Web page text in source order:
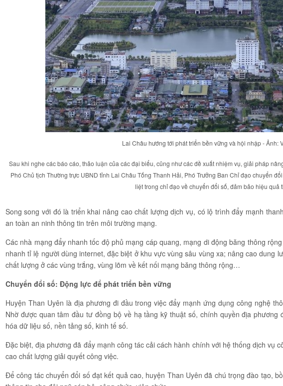
Lai Châu hướng tới phát triển bền vững và hội nhập - Ảnh:
Sau khi nghe các báo cáo, thảo luận của các đại biểu, cũng như các đề xuất nhiệm vụ, giải pháp
Phó Chủ tịch Thường trực UBND tỉnh Lai Châu Tống Thanh Hải, Phó Trưởng Ban Chỉ đạo chuyển
liệt trong chỉ đạo về chuyển đổi số, đảm bảo hiệu quả
Song song với đó là triển khai nâng cao chất lượng dịch vụ, có lộ trình đẩy mạnh
an toàn an ninh thông tin trên môi trường mạng.
Các nhà mạng đẩy nhanh tốc độ phủ mạng cáp quang, mạng di động băng thông
nhanh tỉ lệ người dùng internet, đặc biệt ở khu vực vùng sâu vùng xa; nâng cao dung
chất lượng ở các vùng trắng, vùng lõm về kết nối mạng băng thông rộng…
Chuyển đổi số: Động lực để phát triển bền vững
Huyện Than Uyên là địa phương đi đầu trong việc đẩy mạnh ứng dụng công nghệ
Nhờ được quan tâm đầu tư đồng bộ về hạ tầng kỹ thuật số, chính quyền địa
hóa dữ liệu số, nền tảng số, kinh tế số.
Đặc biệt, địa phương đã đẩy mạnh công tác cải cách hành chính với hệ thống dịch vụ
cao chất lượng giải quyết công việc.
Để công tác chuyển đổi số đạt kết quả cao, huyện Than Uyên đã chú trọng đào tạo,